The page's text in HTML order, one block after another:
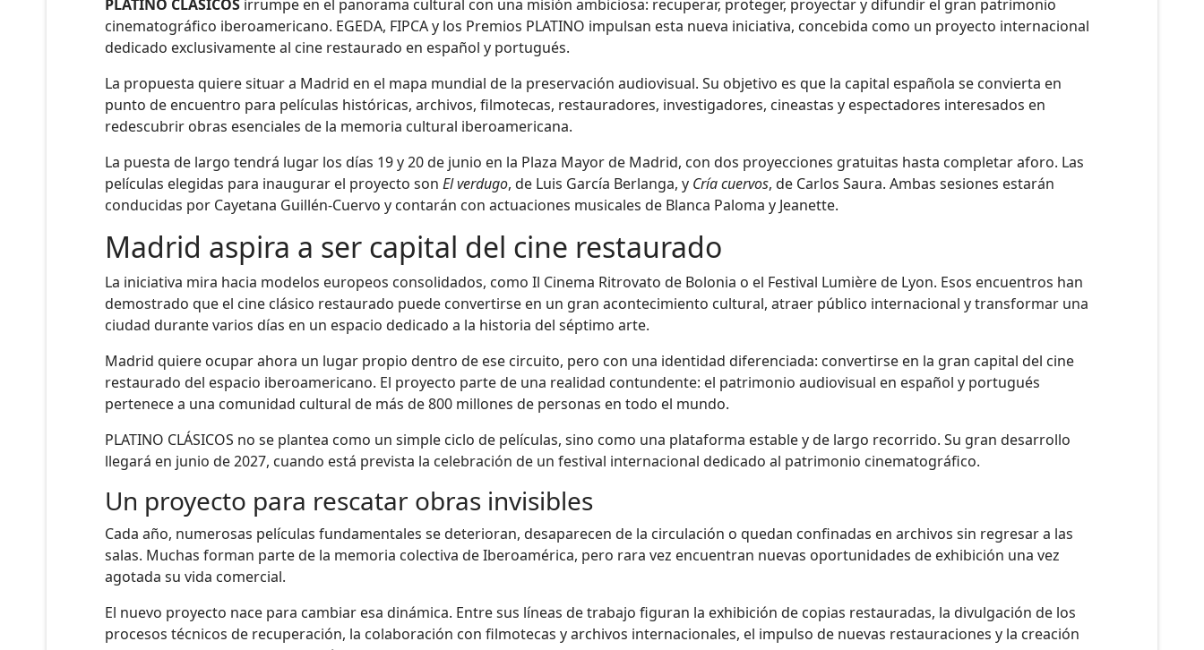
PLATINO CLÁSICOS irrumpe en el panorama cultural con una misión ambiciosa: recuperar, proteger, proyectar y difundir el gran patrimonio
cinematográfico iberoamericano. EGEDA, FIPCA y los Premios PLATINO impulsan esta nueva iniciativa, concebida como un proyecto internacional
dedicado exclusivamente al cine restaurado en español y portugués.
La propuesta quiere situar a Madrid en el mapa mundial de la preservación audiovisual. Su objetivo es que la capital española se convierta en
punto de encuentro para películas históricas, archivos, filmotecas, restauradores, investigadores, cineastas y espectadores interesados en
redescubrir obras esenciales de la memoria cultural iberoamericana.
La puesta de largo tendrá lugar los días 19 y 20 de junio en la Plaza Mayor de Madrid, con dos proyecciones gratuitas hasta completar aforo. Las
películas elegidas para inaugurar el proyecto son El verdugo, de Luis García Berlanga, y Cría cuervos, de Carlos Saura. Ambas sesiones estarán
conducidas por Cayetana Guillén-Cuervo y contarán con actuaciones musicales de Blanca Paloma y Jeanette.
Madrid aspira a ser capital del cine restaurado
La iniciativa mira hacia modelos europeos consolidados, como Il Cinema Ritrovato de Bolonia o el Festival Lumière de Lyon. Esos encuentros han
demostrado que el cine clásico restaurado puede convertirse en un gran acontecimiento cultural, atraer público internacional y transformar una
ciudad durante varios días en un espacio dedicado a la historia del séptimo arte.
Madrid quiere ocupar ahora un lugar propio dentro de ese circuito, pero con una identidad diferenciada: convertirse en la gran capital del cine
restaurado del espacio iberoamericano. El proyecto parte de una realidad contundente: el patrimonio audiovisual en español y portugués
pertenece a una comunidad cultural de más de 800 millones de personas en todo el mundo.
PLATINO CLÁSICOS no se plantea como un simple ciclo de películas, sino como una plataforma estable y de largo recorrido. Su gran desarrollo
llegará en junio de 2027, cuando está prevista la celebración de un festival internacional dedicado al patrimonio cinematográfico.
Un proyecto para rescatar obras invisibles
Cada año, numerosas películas fundamentales se deterioran, desaparecen de la circulación o quedan confinadas en archivos sin regresar a las
salas. Muchas forman parte de la memoria colectiva de Iberoamérica, pero rara vez encuentran nuevas oportunidades de exhibición una vez
agotada su vida comercial.
El nuevo proyecto nace para cambiar esa dinámica. Entre sus líneas de trabajo figuran la exhibición de copias restauradas, la divulgación de los
procesos técnicos de recuperación, la colaboración con filmotecas y archivos internacionales, el impulso de nuevas restauraciones y la creación